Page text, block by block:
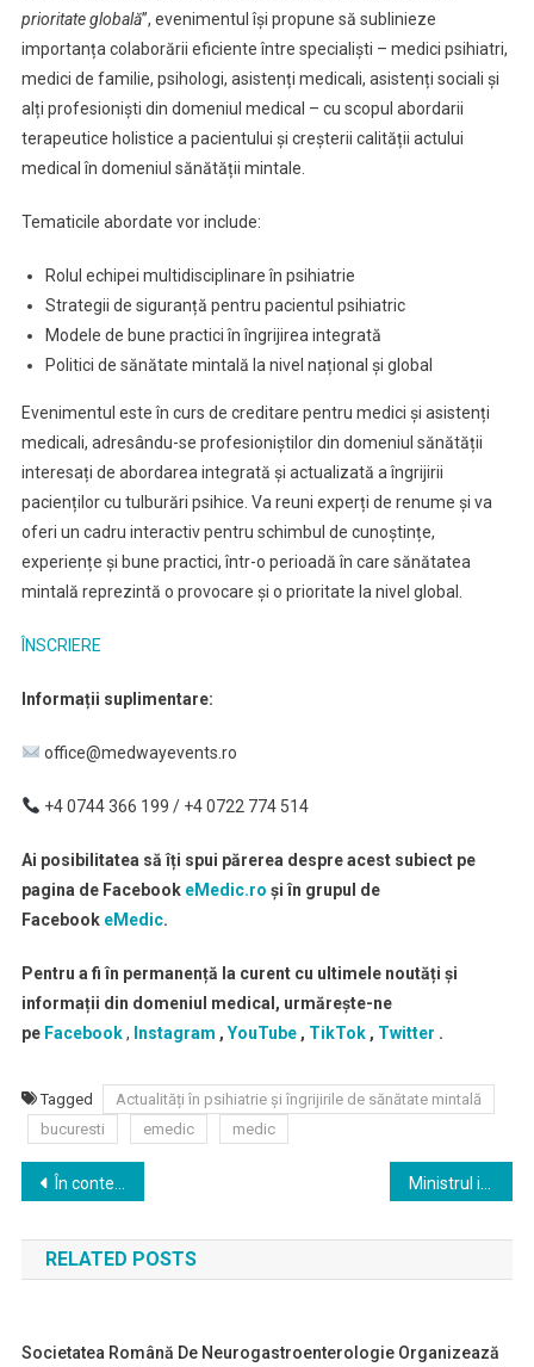
prioritate globală”, evenimentul își propune să sublinieze
importanța colaborării eficiente între specialiști – medici psihiatri,
medici de familie, psihologi, asistenți medicali, asistenți sociali și
alți profesioniști din domeniul medical – cu scopul abordarii
terapeutice holistice a pacientului și creșterii calității actului
medical în domeniul sănătății mintale.
Tematicile abordate vor include:
Rolul echipei multidisciplinare în psihiatrie
Strategii de siguranță pentru pacientul psihiatric
Modele de bune practici în îngrijirea integrată
Politici de sănătate mintală la nivel național și global
Evenimentul este în curs de creditare pentru medici și asistenți
medicali, adresându-se profesioniștilor din domeniul sănătății
interesați de abordarea integrată și actualizată a îngrijirii
pacienților cu tulburări psihice. Va reuni experți de renume și va
oferi un cadru interactiv pentru schimbul de cunoștințe,
experiențe și bune practici, într-o perioadă în care sănătatea
mintală reprezintă o provocare și o prioritate la nivel global.
ÎNSCRIERE
Informații suplimentare:
office@medwayevents.ro
+4 0744 366 199 / +4 0722 774 514
Ai posibilitatea să îți spui părerea despre acest subiect pe
pagina de Facebook eMedic.ro și în grupul de
Facebook eMedic.
Pentru a fi în permanență la curent cu ultimele noutăți și
informații din domeniul medical, urmărește-ne
pe Facebook, Instagram , YouTube, TikTok, Twitter .
Tagged
Actualități în psihiatrie și îngrijirile de sănătate mintală
bucuresti
emedic medic
Navigare
în
articole
În contextul proiectului Legii salarizării aflat în dezbatere publică, Colegiul Medicilor din România, în calitate de for profesional al medicilor din România, își exprimă îngrijorarea
RELATED POSTS
Societatea Română De Neurogastroenterologie Organizează